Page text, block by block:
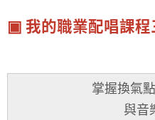
▣ 我的職業配唱課程
掌握換氣
與音